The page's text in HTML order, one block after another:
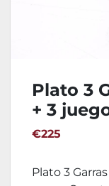
Plato 3
+ 3
€225
Plato 3